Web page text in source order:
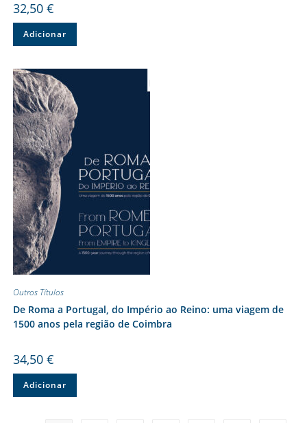
32,50 €
Adicionar
Outros Títulos
De Roma a Portugal, do Império ao Reino: uma viagem de
1500 anos pela região de Coimbra
34,50 €
Adicionar